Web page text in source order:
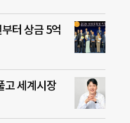
터 상금 5억
고 세계시장